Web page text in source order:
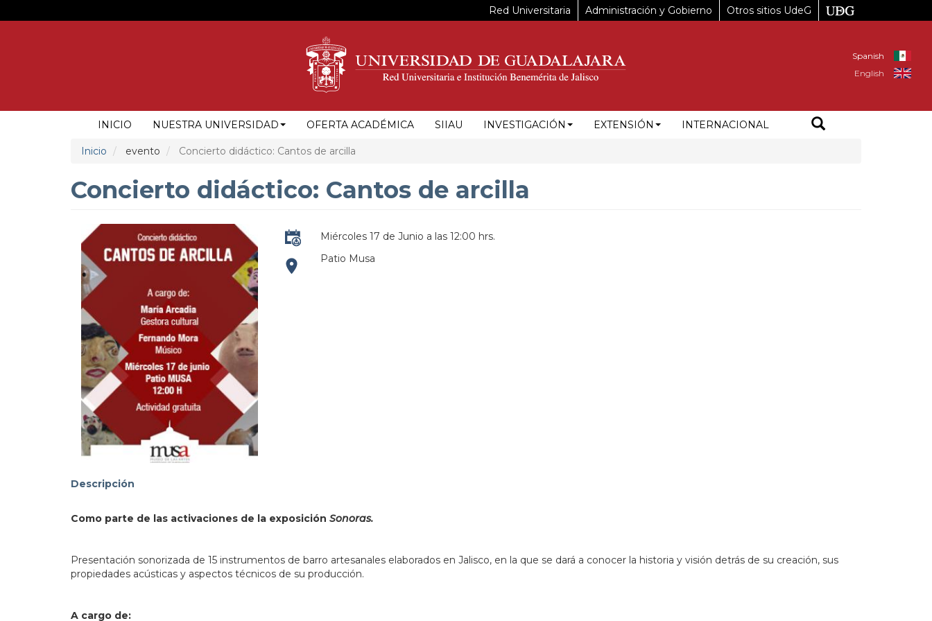
al
Red Universitaria Administración y Gobierno Otros sitios UdeG
Spanish
English
NAVEGACIÓN
PRINCIPAL
INICIO NUESTRA UNIVERSIDAD OFERTA ACADÉMICA SIIAU INVESTIGACIÓN EXTENSIÓN INTERNACIONAL
Inicio evento Concierto didáctico: Cantos de arcilla
Concierto didáctico: Cantos de arcilla
Miércoles 17 de Junio a las 12:00 hrs.
Patio Musa
Descripción
Como parte de las activaciones de la exposición Sonoras.
Presentación sonorizada de 15 instrumentos de barro artesanales elaborados en Jalisco, en la que se dará a conocer la historia y visión detrás de su creación, sus
propiedades acústicas y aspectos técnicos de su producción.
A cargo de: